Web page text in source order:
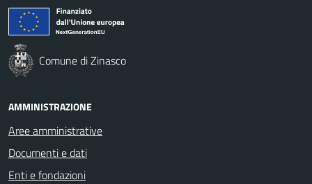
Comune di Zinasco
AMMINISTRAZIONE
Aree amministrative
Documenti e dati
Enti e fondazioni